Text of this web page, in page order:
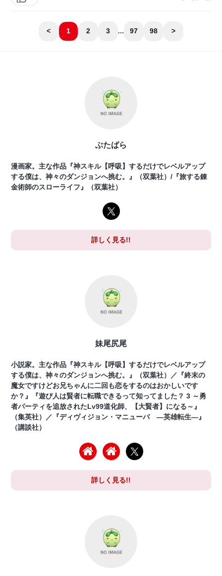
< 1 2 3 ... 97 98 >
ぶたばら
漫画家。主な作品『神スキル【呼吸】するだけでレベルアップ
する僕は、神々のダンジョンへ挑む。』（双葉社）/『旅する錬
金術師のスローライフ』（双葉社）
詳しく見る!!
妹尾尻尾
小説家。主な作品『神スキル【呼吸】するだけでレベルアップ
する僕は、神々のダンジョンへ挑む。』（双葉社）／『終末の
魔女ですけどお兄ちゃんに二回も恋をするのはおかしいです
か？』『遊び人は賢者に転職できるって知ってました？ 3 ～勇
者パーティを追放されたLv99道化師、【大賢者】になる～』
（集英社）／『ディヴィジョン・マニューバ ―英雄転生―』
（講談社）
詳しく見る!!